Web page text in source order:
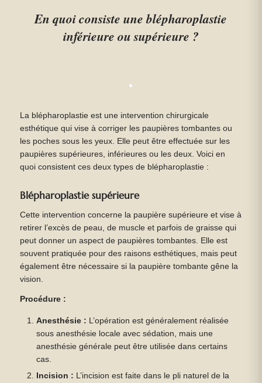
En quoi consiste une blépharoplastie
inférieure ou supérieure ?
La blépharoplastie est une intervention chirurgicale
esthétique qui vise à corriger les paupières tombantes ou
les poches sous les yeux. Elle peut être effectuée sur les
paupières supérieures, inférieures ou les deux. Voici en
quoi consistent ces deux types de blépharoplastie :
Blépharoplastie supérieure
Cette intervention concerne la paupière supérieure et vise à
retirer l’excès de peau, de muscle et parfois de graisse qui
peut donner un aspect de paupières tombantes. Elle est
souvent pratiquée pour des raisons esthétiques, mais peut
également être nécessaire si la paupière tombante gêne la
vision.
Procédure :
Anesthésie : L’opération est généralement réalisée
sous anesthésie locale avec sédation, mais une
anesthésie générale peut être utilisée dans certains
cas.
Incision : L’incision est faite dans le pli naturel de la